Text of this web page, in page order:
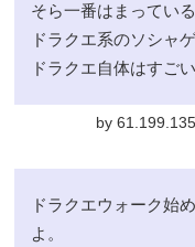
そら一番はまってい
ドラクエ系のソシャ
ドラクエ自体はすご
by
ドラクエウォーク始
よ。